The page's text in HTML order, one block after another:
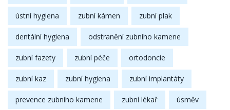
ústní hygiena zubní kámen zubní plak
dentální hygiena odstranění zubního kamene
zubní fazety zubní péče ortodoncie
zubní kaz zubní hygiena zubní implantáty
prevence zubního kamene zubní lékař úsměv